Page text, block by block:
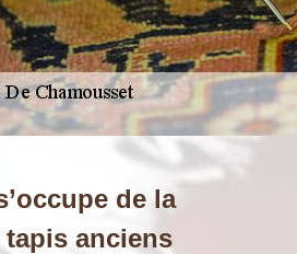
de la
anciens